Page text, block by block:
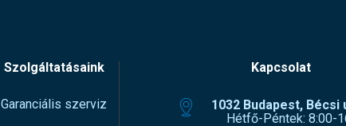
Szolgáltatásaink
Garanciális szerviz
Kapcsolat
1032 Budapest, Bécsi
Hétfő-Péntek: 8:00-